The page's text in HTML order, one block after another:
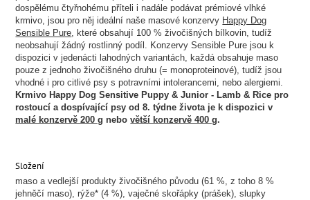
dospělému čtyřnohému příteli i nadále podávat prémiové vlhké
krmivo, jsou pro něj ideální naše masové konzervy Happy Dog
Sensible Pure, které obsahují 100 % živočišných bílkovin, tudíž
neobsahují žádný rostlinný podíl. Konzervy Sensible Pure jsou k
dispozici v jedenácti lahodných variantách, každá obsahuje maso
pouze z jednoho živočišného druhu (= monoproteinové), tudíž jsou
vhodné i pro citlivé psy s potravními intolerancemi, nebo alergiemi.
Krmivo Happy Dog Sensitive Puppy & Junior - Lamb & Rice pro
rostoucí a dospívající psy od 8. týdne života je k dispozici v
malé konzervě 200 g nebovětší konzervě 400 g.
Složení
maso a vedlejší produkty živočišného původu (61 %, z toho 8 %
jehněčí maso), rýže* (4 %), vaječné skořápky (prášek), slupky